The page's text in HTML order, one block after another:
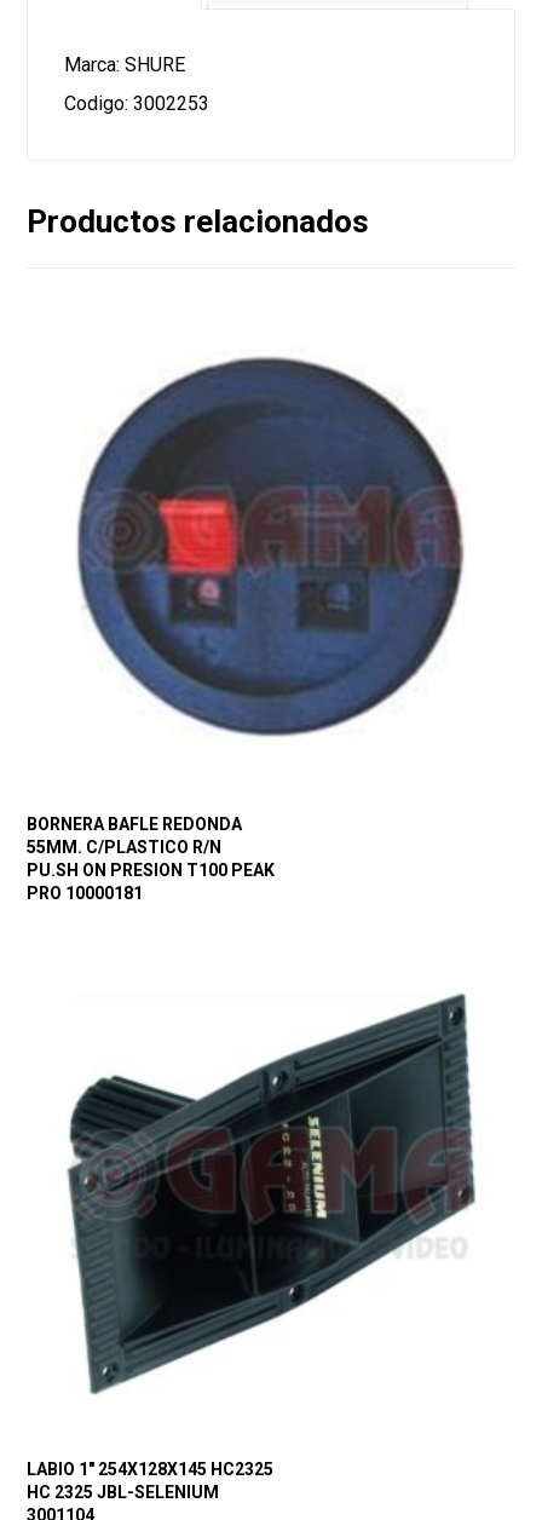
Marca: SHURE
Codigo: 3002253
Productos relacionados
BORNERA BAFLE REDONDA
55MM. C/PLASTICO R/N
PU.SH ON PRESION T100 PEAK
PRO 10000181
LABIO 1″ 254X128X145 HC2325
HC 2325 JBL-SELENIUM
3001104